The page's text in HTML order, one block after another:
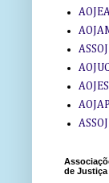
de Justiça